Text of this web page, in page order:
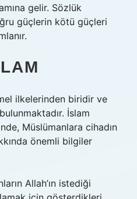
gelir. Sözlük
güçlerin kötü güçleri
ilkelerinden biridir ve
İslam
Müslümanlara cihadın
önemli bilgiler
Allah’ın istediği